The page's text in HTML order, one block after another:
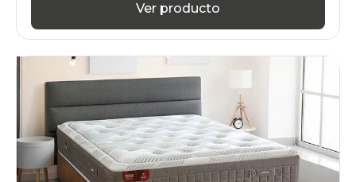
Ver producto